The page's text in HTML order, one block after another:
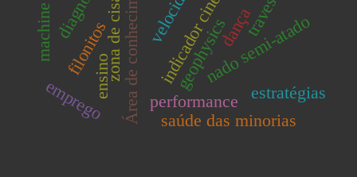
filonitos dança
ensino Área de conhecimento nado semi-atado
performance
geophysics
saúde das minorias
emprego estratégias